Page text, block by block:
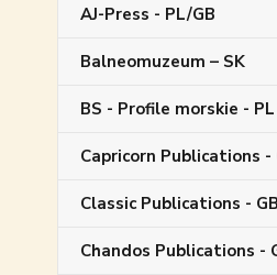
AJ-Press - PL/GB
Balneomuzeum – SK
BS - Profile morskie - PL
Capricorn Publications -
Classic Publications - GB
Chandos Publications -